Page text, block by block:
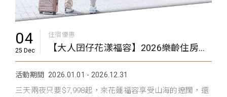
04
25 Dec
住宿優惠
【大人囝仔花漾福容】2026樂齡住房專案
活動期間 2026.01.01 - 2026.12.31
三天兩夜只要$7,998起，來花蓮福容享受山海的遼闊，還